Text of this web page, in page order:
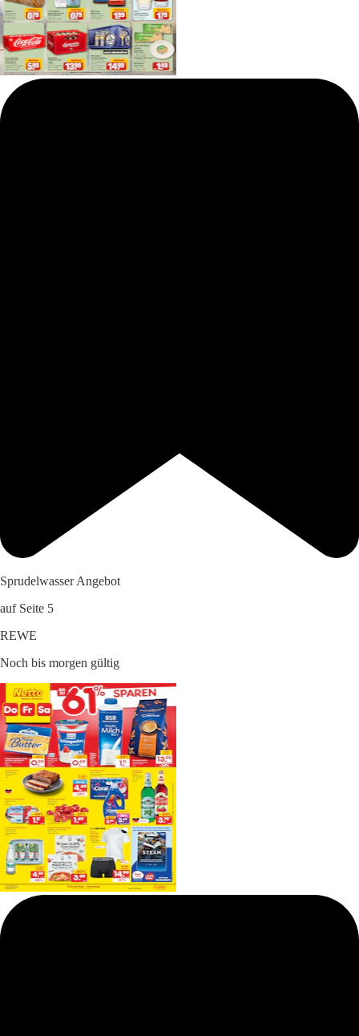
Sprudelwasser Angebot
auf Seite 5
REWE
Noch bis morgen gültig